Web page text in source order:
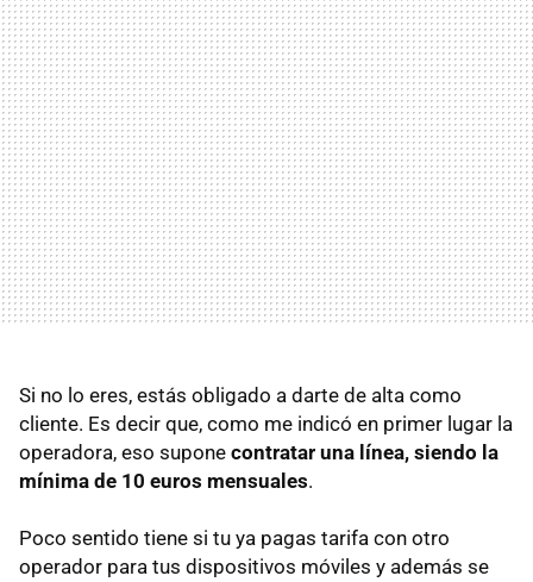
Si no lo eres, estás obligado a darte de alta como
cliente. Es decir que, como me indicó en primer lugar la
operadora, eso supone contratar una línea, siendo la
mínima de 10 euros mensuales.
Poco sentido tiene si tu ya pagas tarifa con otro
operador para tus dispositivos móviles y además se